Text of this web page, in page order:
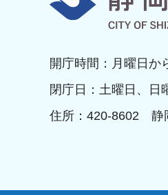
開庁時間：月曜日か
閉庁日：土曜日、日
住所：420-8602 静